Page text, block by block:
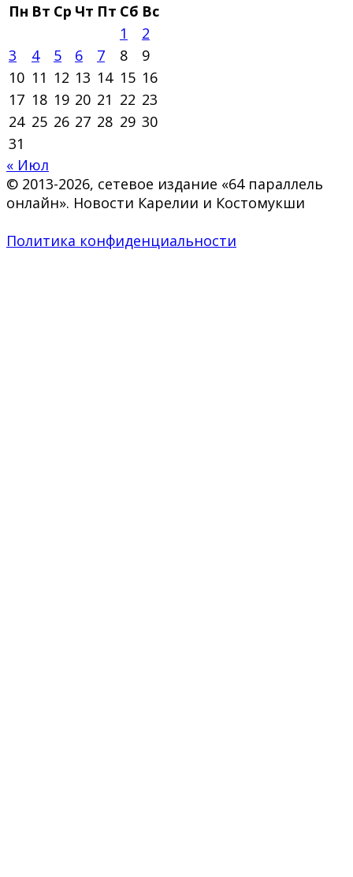
Пн Вт Ср Чт Пт Сб Вс
1
2
3
4 5 6 7 8
9
10 11 12 13 14 15 16
17 18 19 20 21 22 23
24 25 26 27 28 29 30
31
« Июл
© 2013-2026, сетевое издание «64 параллель
онлайн». Новости Карелии и Костомукши
Политика конфиденциальности